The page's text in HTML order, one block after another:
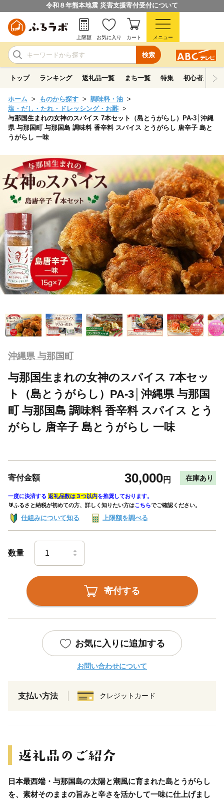
令和８年熊本地震 災害支援寄付受付について
検索
上限額 お気に入り カート メニュー
トップ ランキング 返礼品一覧 まち一覧 特集 初心者ガイド
ホーム ものから探す
調味料・油
塩・だし・たれ・ドレッシング・お酢
与那国生まれの女神のスパイス 7本セット（島とうがらし）PA-3│沖縄
県 与那国町 与那国島 調味料 香辛料 スパイス とうがらし 唐辛子 島と
うがらし 一味
沖縄県 与那国町
与那国生まれの女神のスパイス 7本セッ
ト（島とうがらし）PA-3│沖縄県 与那国
町 与那国島 調味料 香辛料 スパイス とう
がらし 唐辛子 島とうがらし 一味
寄付金額 30,000円 在庫あり
一度に決済する 返礼品数は３つ以内を推奨しております。
🔰ふるさと納税が初めての方、詳しく知りたい方はこちらでご確認ください。
仕組みについて知る 上限額を調べる
数量
寄付する
お気に入りに追加する
お問い合わせについて
支払い方法 クレジットカード
日本最西端・与那国島の太陽と潮風に育まれた島とうがらし
を、素材そのままの旨みと辛さを活かして一味に仕上げまし